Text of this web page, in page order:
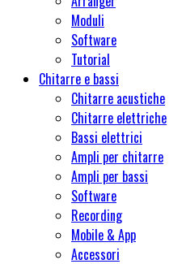
Moduli
Software
Tutorial
Chitarre e bassi
Chitarre acustiche
Chitarre elettriche
Bassi elettrici
Ampli per chitarre
Ampli per bassi
Software
Recording
Mobile & App
Accessori